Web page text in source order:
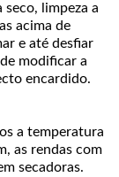
limpeza a
acima de
e até desfiar
modificar a
encardido.
a temperatura
as rendas com
secadoras.